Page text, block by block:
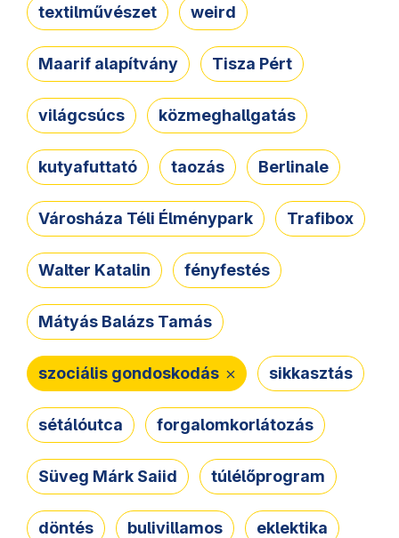
textilművészet weird
Maarif alapítvány Tisza Pért
világcsúcs közmeghallgatás
kutyafuttató taozás Berlinale
Városháza Téli Élménypark Trafibox
Walter Katalin fényfestés
Mátyás Balázs Tamás
szociális gondoskodás sikkasztás
sétálóutca forgalomkorlátozás
Süveg Márk Saiid túlélőprogram
döntés bulivillamos eklektika